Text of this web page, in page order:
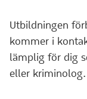
Utbildningen
kommer i
lämplig för dig
eller kriminolog.